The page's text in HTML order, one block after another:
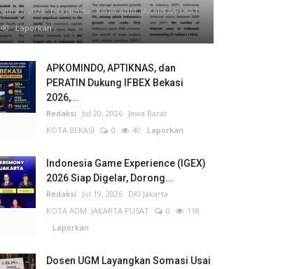
Jul 21, 2026 DKI Jakarta KOTA ADM. JAKARTA PUSAT
40Laporkan
APKOMINDO, APTIKNAS, dan
PERATIN Dukung IFBEX Bekasi
2026,...
Redaksi Jul 20, 2026 Jawa Barat
KOTA BEKASI
0 40 Laporkan
Indonesia Game Experience (IGEX)
2026 Siap Digelar, Dorong...
Redaksi Jul 19, 2026 DKI Jakarta
KOTA ADM. JAKARTA PUSAT
0
118
Laporkan
Dosen UGM Layangkan Somasi Usai